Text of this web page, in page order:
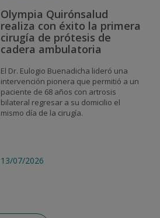
Olympia Quirónsalud
realiza con éxito la primera
cirugía de prótesis de
cadera ambulatoria
El Dr. Eulogio Buenadicha lideró una
intervención pionera que permitió a un
paciente de 68 años con artrosis
bilateral regresar a su domicilio el
mismo día de la cirugía.
13/07/2026